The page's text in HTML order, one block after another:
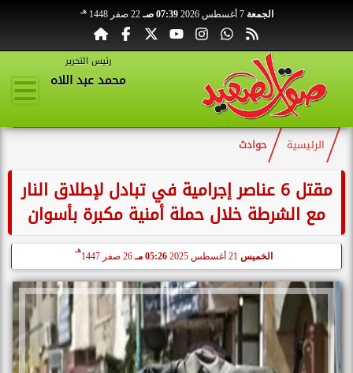
الجمعة 7 أغسطس 2026 07:39 صـ 22 صفر 1448 هـ
رئيس التحرير
محمد عبد اللاه
الرئيسية حوادث
مقتل 6 عناصر إجرامية في تبادل لإطلاق النار
مع الشرطة خلال حملة أمنية مكبرة بأسوان
الخميس 05:26 مـ 26 صفر 1447
هـ